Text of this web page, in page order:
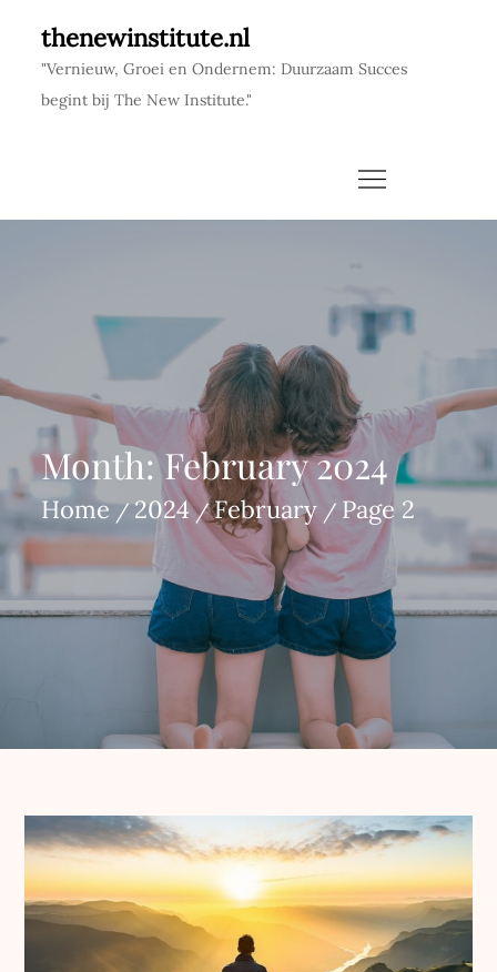
content
thenewinstitute.nl
"Vernieuw, Groei en Ondernem: Duurzaam Succes
begint bij The New Institute."
Month:February 2024
Home 2024 February Page 2